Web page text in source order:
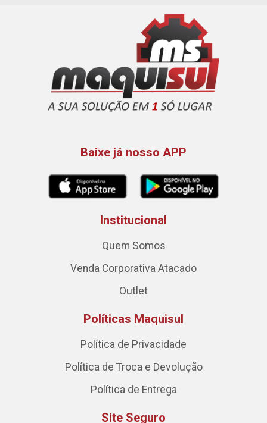
Baixe já nosso APP
Institucional
Quem Somos
Venda Corporativa Atacado
Outlet
Políticas Maquisul
Política de Privacidade
Política de Troca e Devolução
Política de Entrega
Site Seguro